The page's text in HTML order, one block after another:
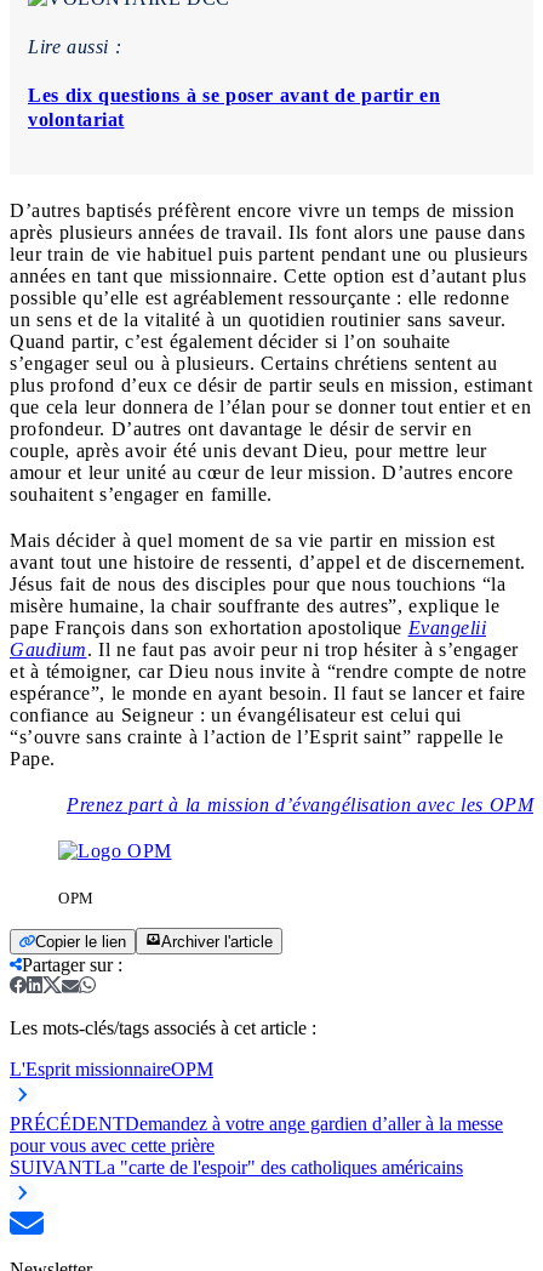
Lire aussi :
Les dix questions à se poser avant de partir en
volontariat
D’autres baptisés préfèrent encore vivre un temps de mission
après plusieurs années de travail. Ils font alors une pause dans
leur train de vie habituel puis partent pendant une ou plusieurs
années en tant que missionnaire. Cette option est d’autant plus
possible qu’elle est agréablement ressourçante : elle redonne
un sens et de la vitalité à un quotidien routinier sans saveur.
Quand partir, c’est également décider si l’on souhaite
s’engager seul ou à plusieurs. Certains chrétiens sentent au
plus profond d’eux ce désir de partir seuls en mission, estimant
que cela leur donnera de l’élan pour se donner tout entier et en
profondeur. D’autres ont davantage le désir de servir en
couple, après avoir été unis devant Dieu, pour mettre leur
amour et leur unité au cœur de leur mission. D’autres encore
souhaitent s’engager en famille.
Mais décider à quel moment de sa vie partir en mission est
avant tout une histoire de ressenti, d’appel et de discernement.
Jésus fait de nous des disciples pour que nous touchions “la
misère humaine, la chair souffrante des autres”, explique le
pape François dans son exhortation apostolique Evangelii
Gaudium. Il ne faut pas avoir peur ni trop hésiter à s’engager
et à témoigner, car Dieu nous invite à “rendre compte de notre
espérance”, le monde en ayant besoin. Il faut se lancer et faire
confiance au Seigneur : un évangélisateur est celui qui
“s’ouvre sans crainte à l’action de l’Esprit saint” rappelle le
Pape.
Prenez part à la mission d’évangélisation avec les OPM
OPM
Copier le lien Archiver l'article
Partager sur:
Les mots-clés/tags associés à cet article :
L'Esprit missionnaireOPM
PRÉCÉDENTDemandez à votre ange gardien d’aller à la messe
pour vous avec cette prière
SUIVANTLa "carte de l'espoir" des catholiques américains